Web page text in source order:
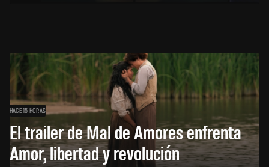
HACE 15 HORAS
El trailer de Mal de Amores enfrenta
Amor, libertad y revolución